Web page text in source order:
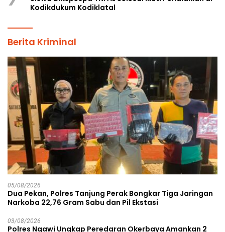
Kodikdukum Kodiklatal
Berita Kriminal
05/08/2026
Dua Pekan, Polres Tanjung Perak Bongkar Tiga Jaringan
Narkoba 22,76 Gram Sabu dan Pil Ekstasi
03/08/2026
Polres Ngawi Ungkap Peredaran Okerbaya Amankan 2